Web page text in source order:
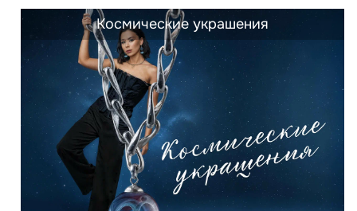
Космические украшения